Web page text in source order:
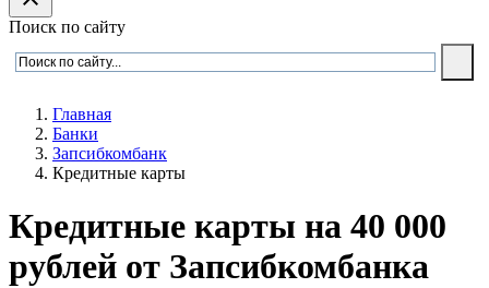
Поиск по сайту
Главная
Банки
Запсибкомбанк
Кредитные карты
Кредитные карты на 40 000
рублей от Запсибкомбанка